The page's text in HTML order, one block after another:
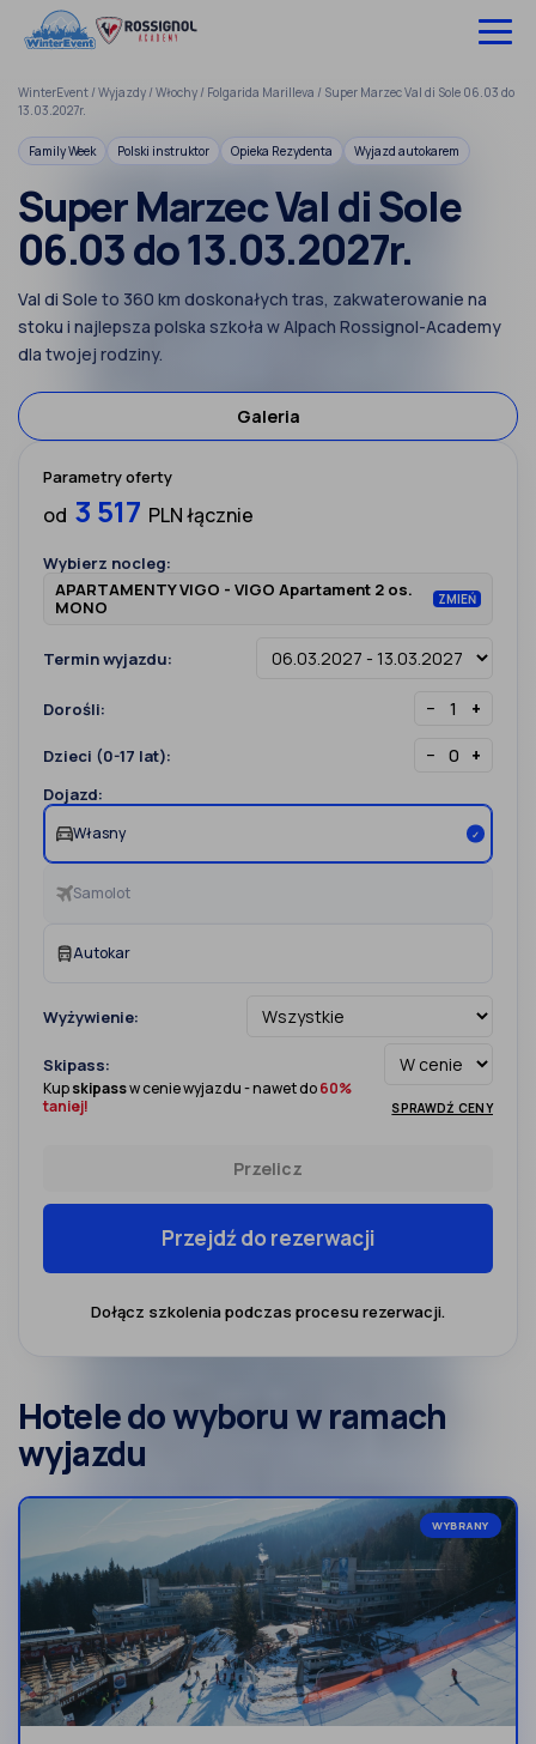
treści
Wyjazdy na narty
Hotele
Szkolenia
Ubezpieczenie
O nas
WinterEvent/Wyjazdy/Włochy/ Folgarida Marilleva / Super Marzec Val di Sole 06.03 do
13.03.2027r.
Family Week Polski instruktor Opieka Rezydenta Wyjazd autokarem
Super Marzec Val di Sole
06.03 do 13.03.2027r.
Val di Sole to 360 km doskonałych tras, zakwaterowanie na
stoku i najlepsza polska szkoła w Alpach Rossignol-Academy
dla twojej rodziny.
Galeria
Parametry oferty
od 3 517 PLN łącznie
Wybierz nocleg:
APARTAMENTY VIGO - VIGO Apartament 2 os.
MONO
ZMIEŃ
Termin wyjazdu:
Dorośli: − +
Dzieci (0-17 lat): − +
Dojazd:
Własny ✓
Samolot
Autokar
Wyżywienie:
Skipass:
Kupskipassw cenie wyjazdu - nawet do60%
taniej!
SPRAWDŹ CENY
Przelicz
Przejdź do rezerwacji
Dołącz szkolenia podczas procesu rezerwacji.
Hotele do wyboru w ramach
wyjazdu